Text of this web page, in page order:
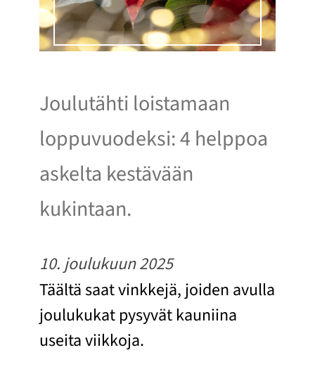
Joulutähti loistamaan
loppuvuodeksi: 4 helppoa
askelta kestävään
kukintaan.
10. joulukuun 2025
Täältä saat vinkkejä, joiden avulla
joulukukat pysyvät kauniina
useita viikkoja.